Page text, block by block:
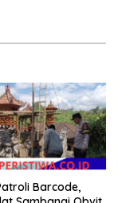
Barcode,